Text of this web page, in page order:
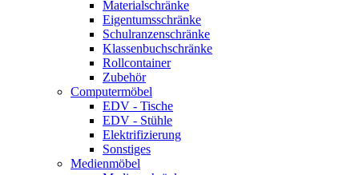
Materialschränke
Eigentumsschränke
Schulranzenschränke
Klassenbuchschränke
Rollcontainer
Zubehör
Computermöbel
EDV - Tische
EDV - Stühle
Elektrifizierung
Sonstiges
Medienmöbel